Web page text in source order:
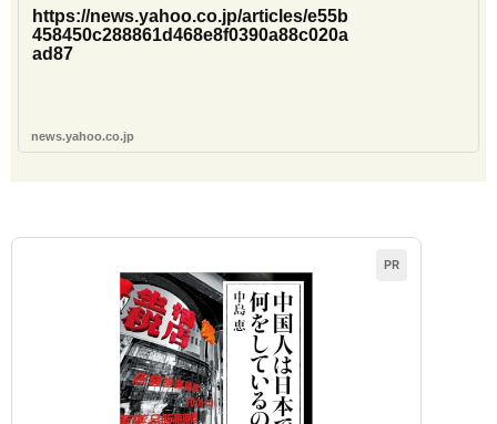
https://news.yahoo.co.jp/articles/e55b
458450c288861d468e8f0390a88c020a
ad87
news.yahoo.co.jp
PR